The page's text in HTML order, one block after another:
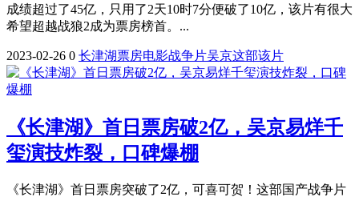
成绩超过了45亿，只用了2天10时7分便破了10亿，该片有很大
希望超越战狼2成为票房榜首。...
2023-02-26 0 长津湖票房电影战争片吴京这部该片
《长津湖》首日票房破2亿，吴京易烊千
玺演技炸裂，口碑爆棚
《长津湖》首日票房突破了2亿，可喜可贺！这部国产战争片